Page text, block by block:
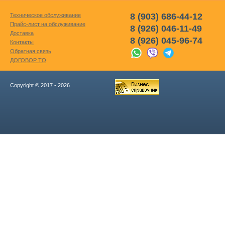
Техническое обслуживание
Прайс-лист на обслуживание
Доставка
Контакты
Обратная связь
ДОГОВОР ТО
8 (903) 686-44-12
8 (926) 046-11-49
8 (926) 045-96-74
Copyright © 2017 - 2026